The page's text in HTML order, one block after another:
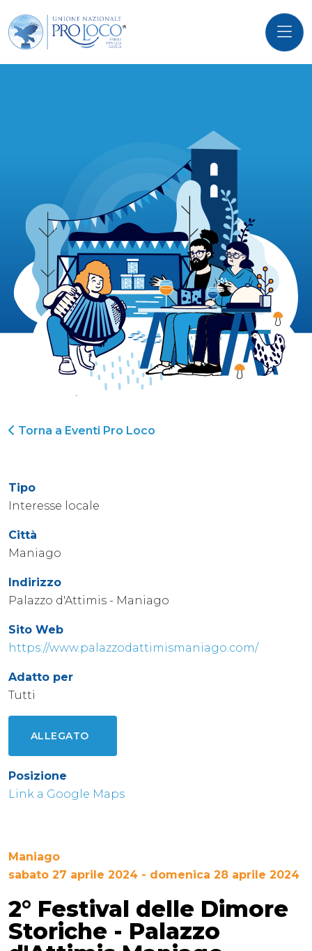
Torna a Eventi Pro Loco
Tipo
Interesse locale
Città
Maniago
Indirizzo
Palazzo d'Attimis - Maniago
Sito Web
https://www.palazzodattimismaniago.com/
Adatto per
Tutti
ALLEGATO
Posizione
Link a Google Maps
Maniago
sabato 27 aprile 2024 - domenica 28 aprile 2024
2° Festival delle Dimore
Storiche - Palazzo